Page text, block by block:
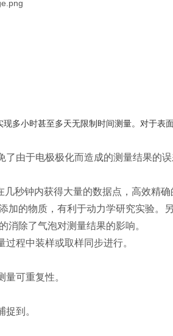
多小时甚至多天无限制时间测量。对于表
由于电极极化而造成的测量结果的误
秒钟内获得大量的数据点，高效精确
加的物质，有利于动力学研究实验。
消除了气泡对测量结果的影响。
程中装样或取样同步进行。
可重复性。
到。